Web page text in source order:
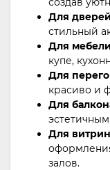
Для
стильный
Для
купе,
Для
красиво и
Для
Для
залов.